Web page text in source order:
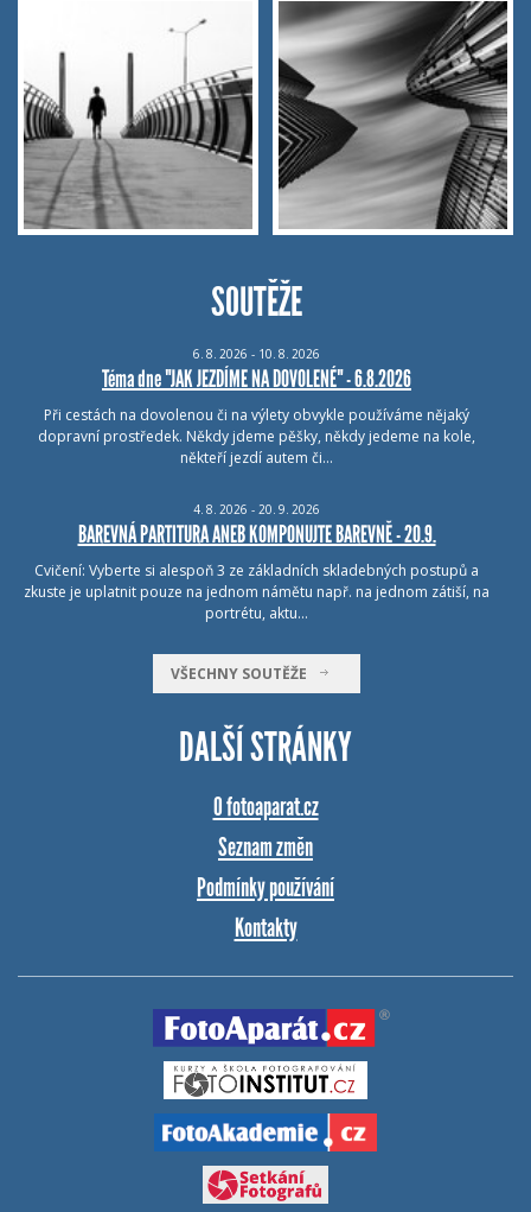
SOUTĚŽE
6. 8. 2026 - 10. 8. 2026
Téma dne "JAK JEZDÍME NA DOVOLENÉ" - 6.8.2026
Při cestách na dovolenou či na výlety obvykle používáme nějaký
dopravní prostředek. Někdy jdeme pěšky, někdy jedeme na kole,
někteří jezdí autem či…
4. 8. 2026 - 20. 9. 2026
BAREVNÁ PARTITURA ANEB KOMPONUJTE BAREVNĚ - 20.9.
Cvičení: Vyberte si alespoň 3 ze základních skladebných postupů a
zkuste je uplatnit pouze na jednom námětu např. na jednom zátiší, na
portrétu, aktu…
VŠECHNY SOUTĚŽE
DALŠÍ STRÁNKY
O fotoaparat.cz
Seznam změn
Podmínky používání
Kontakty